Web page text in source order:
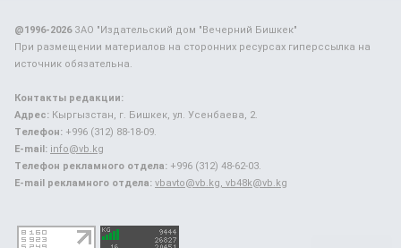
@1996-2026ЗАО "Издательский дом "Вечерний Бишкек"
При размещении материалов на сторонних ресурсах гиперссылка на
источник обязательна.
Контакты редакции:
Адрес: Кыргызстан, г. Бишкек, ул. Усенбаева, 2.
Телефон: +996 (312) 88-18-09.
E-mail: info@vb.kg
Телефон рекламного отдела: +996 (312) 48-62-03.
E-mail рекламного отдела: vbavto@vb.kg, vb48k@vb.kg